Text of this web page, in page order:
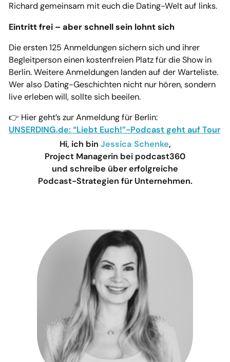
Richard gemeinsam mit euch die Dating-Welt auf links.
Eintritt frei – aber schnell sein lohnt sich
Die ersten 125 Anmeldungen sichern sich und ihrer
Begleitperson einen kostenfreien Platz für die Show in
Berlin. Weitere Anmeldungen landen auf der Warteliste.
Wer also Dating-Geschichten nicht nur hören, sondern
live erleben will, sollte sich beeilen.
👉 Hier geht’s zur Anmeldung für Berlin:
UNSERDING.de: “Liebt Euch!”-Podcast geht auf Tour
Hi, ich bin Jessica Schenke,
Project Managerin bei podcast360
und schreibe über erfolgreiche
Podcast-Strategien für Unternehmen.